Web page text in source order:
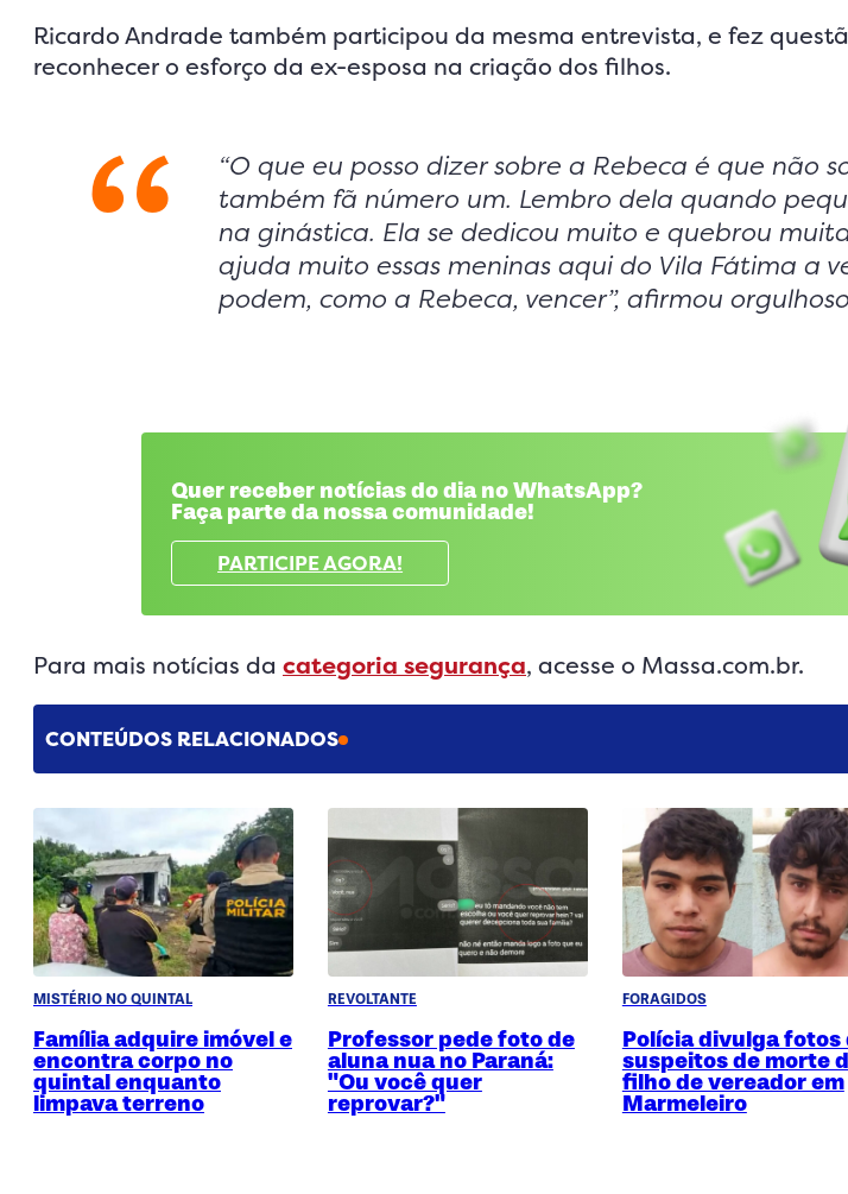
Ricardo Andrade também participou da mesma entrevista, e fez
reconhecer o esforço da ex-esposa na criação dos filhos.
“O que eu posso dizer sobre a Rebeca é que não
também fã número um. Lembro dela quando
na ginástica. Ela se dedicou muito e quebrou
ajuda muito essas meninas aqui do Vila Fátima a
podem, como a Rebeca, vencer”, afirmou
Quer receber notícias do dia no WhatsApp?
Faça parte da nossa comunidade!
PARTICIPE AGORA!
Para mais notícias da categoria segurança, acesse o Massa.com.br.
CONTEÚDOS RELACIONADOS
MISTÉRIO NO QUINTAL
Família adquire imóvel e
encontra corpo no
quintal enquanto
limpava terreno
REVOLTANTE
Professor pede foto de
aluna nua no Paraná:
"Ou você quer
reprovar?"
FORAGIDOS
Polícia divulga fotos
suspeitos de morte
filho de vereador em
Marmeleiro